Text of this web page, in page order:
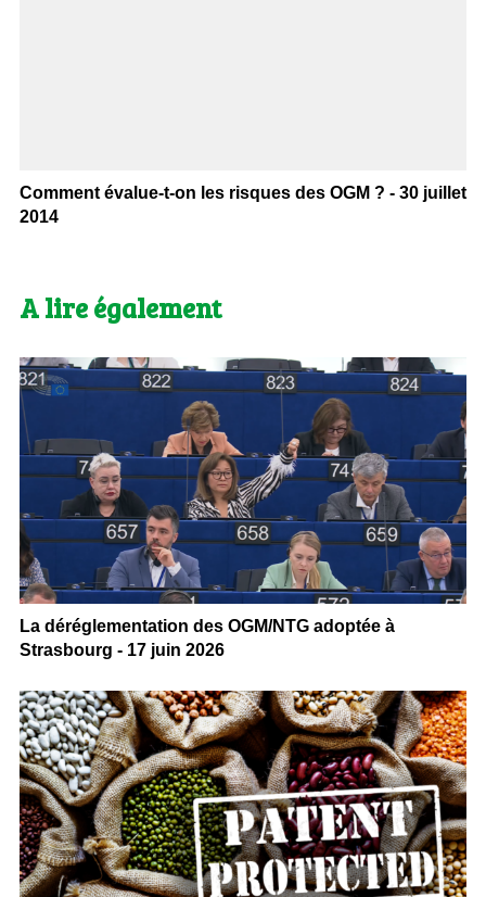
Comment évalue-t-on les risques des OGM ? - 30 juillet
2014
A lire également
La déréglementation des OGM/NTG adoptée à
Strasbourg - 17 juin 2026